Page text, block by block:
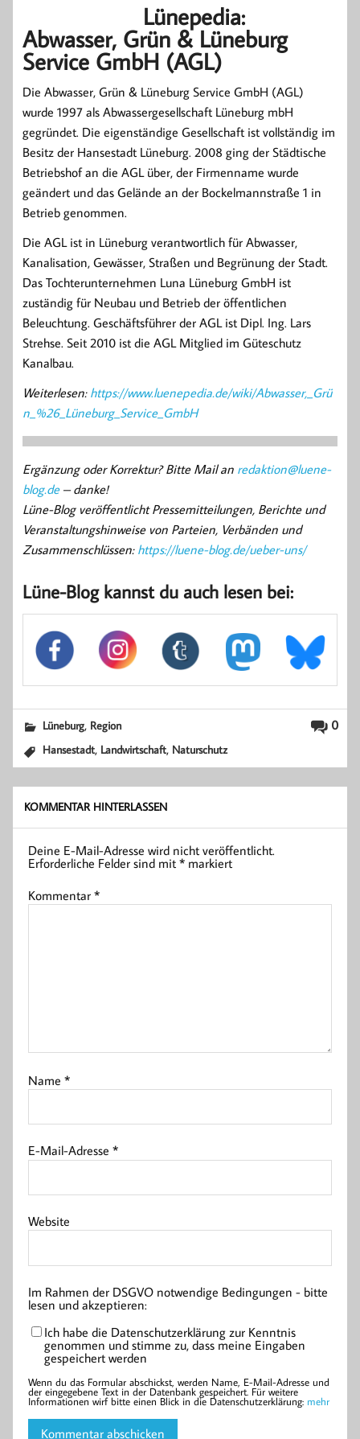
Lünepedia:
Abwasser, Grün & Lüneburg
Service GmbH (AGL)
Die Abwasser, Grün & Lüneburg Service GmbH (AGL)
wurde 1997 als Abwassergesellschaft Lüneburg mbH
gegründet. Die eigenständige Gesellschaft ist vollständig im
Besitz der Hansestadt Lüneburg. 2008 ging der Städtische
Betriebshof an die AGL über, der Firmenname wurde
geändert und das Gelände an der Bockelmannstraße 1 in
Betrieb genommen.
Die AGL ist in Lüneburg verantwortlich für Abwasser,
Kanalisation, Gewässer, Straßen und Begrünung der Stadt.
Das Tochterunternehmen Luna Lüneburg GmbH ist
zuständig für Neubau und Betrieb der öffentlichen
Beleuchtung. Geschäftsführer der AGL ist Dipl. Ing. Lars
Strehse. Seit 2010 ist die AGL Mitglied im Güteschutz
Kanalbau.
Weiterlesen: https://www.luenepedia.de/wiki/Abwasser,_Grü
n_%26_Lüneburg_Service_GmbH
Ergänzung oder Korrektur? Bitte Mail an redaktion@luene-
blog.de– danke!
Lüne-Blog veröffentlicht Pressemitteilungen, Berichte und
Veranstaltungshinweise von Parteien, Verbänden und
Zusammenschlüssen: https://luene-blog.de/ueber-uns/
Lüne-Blog kannst du auch lesen bei:
0
Lüneburg, Region
Hansestadt, Landwirtschaft, Naturschutz
KOMMENTAR HINTERLASSEN
Deine E-Mail-Adresse wird nicht veröffentlicht.
Erforderliche Felder sind mit* markiert
Kommentar*
Name*
E-Mail-Adresse*
Website
Im Rahmen der DSGVO notwendige Bedingungen - bitte
lesen und akzeptieren:
Ich habe die Datenschutzerklärung zur Kenntnis
genommen und stimme zu, dass meine Eingaben
gespeichert werden
Wenn du das Formular abschickst, werden Name, E-Mail-Adresse und
der eingegebene Text in der Datenbank gespeichert. Für weitere
Informationen wirf bitte einen Blick in die Datenschutzerklärung: mehr